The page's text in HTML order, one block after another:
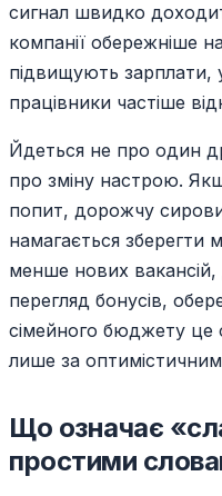
сигнал швидко
компанії обережніше
підвищують зарплати,
працівники частіше
Йдеться не про один
про зміну настрою.
попит, дорожчу
намагається зберегти
менше нових
перегляд бонусів,
сімейного бюджету це
лише за
Що означає
простими